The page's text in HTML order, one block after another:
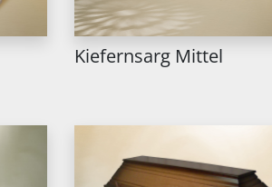
Kiefernsarg Mittel